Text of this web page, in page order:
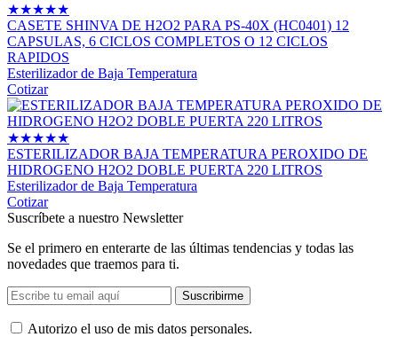
★★★★★
CASETE SHINVA DE H2O2 PARA PS-40X (HC0401) 12
CAPSULAS, 6 CICLOS COMPLETOS O 12 CICLOS
RAPIDOS
Esterilizador de Baja Temperatura
Cotizar
★★★★★
ESTERILIZADOR BAJA TEMPERATURA PEROXIDO DE
HIDROGENO H2O2 DOBLE PUERTA 220 LITROS
Esterilizador de Baja Temperatura
Cotizar
Suscríbete a nuestro Newsletter
Se el primero en enterarte de las últimas tendencias y todas las
novedades que traemos para ti.
Suscribirme
Autorizo ​​el uso de mis datos personales.